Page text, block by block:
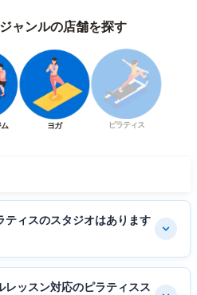
ャンルの店舗を探す
ヨガ ピラティス
ティスのスタジオはあります
ッスン対応のピラティスス